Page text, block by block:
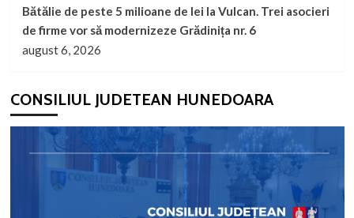
Bătălie de peste 5 milioane de lei la Vulcan. Trei asocieri
de firme vor să modernizeze Grădinița nr. 6
august 6, 2026
CONSILIUL JUDETEAN HUNEDOARA